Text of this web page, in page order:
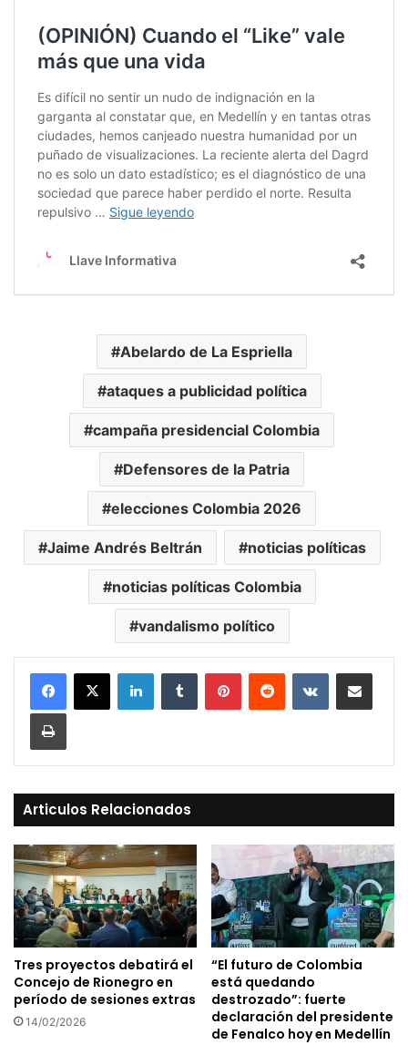
Abelardo de La Espriella
ataques a publicidad política
campaña presidencial Colombia
Defensores de la Patria
elecciones Colombia 2026
Jaime Andrés Beltrán noticias políticas
noticias políticas Colombia
vandalismo político
LinkedInTumblr PinterestReddit VKontakteCompartir vía Mail
Print
Articulos Relacionados
Tres proyectos debatirá el
Concejo de Rionegro en
período de sesiones extras
14/02/2026
“El futuro de Colombia
está quedando
destrozado”: fuerte
declaración del presidente
de Fenalco hoy en Medellín